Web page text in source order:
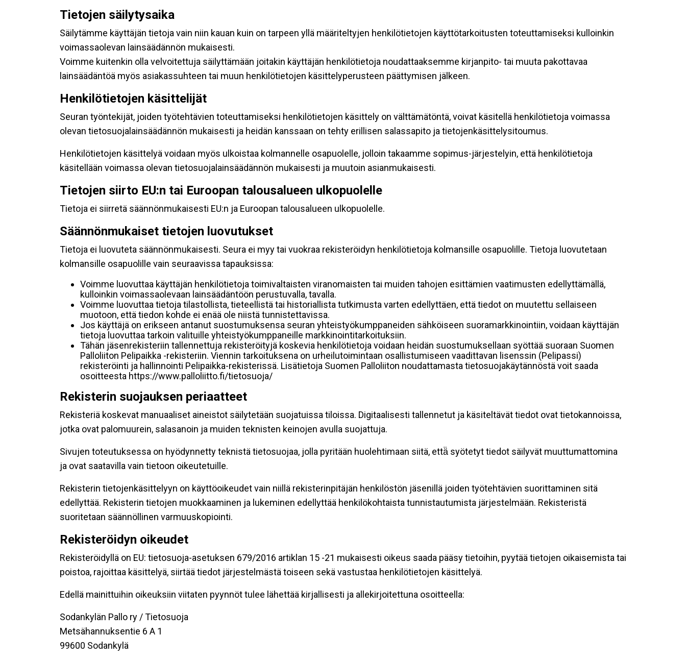
Tietojen säilytysaika
Säilytämme käyttäjän tietoja vain niin kauan kuin on tarpeen yllä määriteltyjen henkilötietojen käyttötarkoitusten toteuttamiseksi kulloinkin
voimassaolevan lainsäädännön mukaisesti.
Voimme kuitenkin olla velvoitettuja säilyttämään joitakin käyttäjän henkilötietoja noudattaaksemme kirjanpito- tai muuta pakottavaa
lainsäädäntöä myös asiakassuhteen tai muun henkilötietojen käsittelyperusteen päättymisen jälkeen.
Henkilötietojen käsittelijät
Seuran työntekijät, joiden työtehtävien toteuttamiseksi henkilötietojen käsittely on välttämätöntä, voivat käsitellä henkilötietoja voimassa
olevan tietosuojalainsäädännön mukaisesti ja heidän kanssaan on tehty erillisen salassapito ja tietojenkäsittelysitoumus.
Henkilötietojen käsittelyä voidaan myös ulkoistaa kolmannelle osapuolelle, jolloin takaamme sopimus-järjestelyin, että henkilötietoja
käsitellään voimassa olevan tietosuojalainsäädännön mukaisesti ja muutoin asianmukaisesti.
Tietojen siirto EU:n tai Euroopan talousalueen ulkopuolelle
Tietoja ei siirretä säännönmukaisesti EU:n ja Euroopan talousalueen ulkopuolelle.
Säännönmukaiset tietojen luovutukset
Tietoja ei luovuteta säännönmukaisesti. Seura ei myy tai vuokraa rekisteröidyn henkilötietoja kolmansille osapuolille. Tietoja luovutetaan
kolmansille osapuolille vain seuraavissa tapauksissa:
Voimme luovuttaa käyttäjän henkilötietoja toimivaltaisten viranomaisten tai muiden tahojen esittämien vaatimusten edellyttämällä,
kulloinkin voimassaolevaan lainsäädäntöön perustuvalla, tavalla.
Voimme luovuttaa tietoja tilastollista, tieteellistä tai historiallista tutkimusta varten edellyttäen, että tiedot on muutettu sellaiseen
muotoon, että tiedon kohde ei enää ole niistä tunnistettavissa.
Jos käyttäjä on erikseen antanut suostumuksensa seuran yhteistyökumppaneiden sähköiseen suoramarkkinointiin, voidaan käyttäjän
tietoja luovuttaa tarkoin valituille yhteistyökumppaneille markkinointitarkoituksiin.
Tähän jäsenrekisteriin tallennettuja rekisteröityjä koskevia henkilötietoja voidaan heidän suostumuksellaan syöttää suoraan Suomen
Palloliiton Pelipaikka -rekisteriin. Viennin tarkoituksena on urheilutoimintaan osallistumiseen vaadittavan lisenssin (Pelipassi)
rekisteröinti ja hallinnointi Pelipaikka-rekisterissä. Lisätietoja Suomen Palloliiton noudattamasta tietosuojakäytännöstä voit saada
osoitteesta https://www.palloliitto.fi/tietosuoja/
Rekisterin suojauksen periaatteet
Rekisteriä koskevat manuaaliset aineistot säilytetään suojatuissa tiloissa. Digitaalisesti tallennetut ja käsiteltävät tiedot ovat tietokannoissa,
jotka ovat palomuurein, salasanoin ja muiden teknisten keinojen avulla suojattuja.
Sivujen toteutuksessa on hyödynnetty teknistä tietosuojaa, jolla pyritään huolehtimaan siitä, että̈ syötetyt tiedot säilyvät muuttumattomina
ja ovat saatavilla vain tietoon oikeutetuille.
Rekisterin tietojenkäsittelyyn on käyttöoikeudet vain niillä rekisterinpitäjän henkilöstön jäsenillä joiden työtehtävien suorittaminen sitä
edellyttää. Rekisterin tietojen muokkaaminen ja lukeminen edellyttää henkilökohtaista tunnistautumista järjestelmään. Rekisteristä
suoritetaan säännöllinen varmuuskopiointi.
Rekisteröidyn oikeudet
Rekisteröidyllä on EU: tietosuoja-asetuksen 679/2016 artiklan 15 -21 mukaisesti oikeus saada pääsy tietoihin, pyytää tietojen oikaisemista tai
poistoa, rajoittaa käsittelyä, siirtää tiedot järjestelmästä toiseen sekä vastustaa henkilötietojen käsittelyä.
Edellä mainittuihin oikeuksiin viitaten pyynnöt tulee lähettää kirjallisesti ja allekirjoitettuna osoitteella:
Sodankylän Pallo ry / Tietosuoja
Metsähannuksentie 6 A 1
99600 Sodankylä